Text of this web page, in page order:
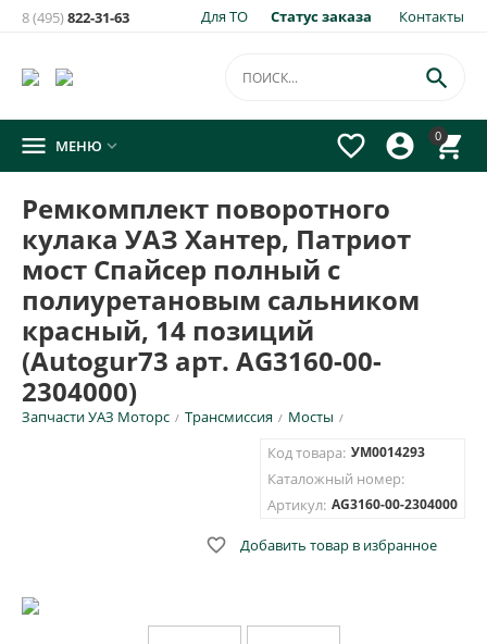
Для ТО Статус заказа Контакты
8 (495)822-31-63
0




 МЕНЮ 
Ремкомплект поворотного
кулака УАЗ Хантер, Патриот
мост Спайсер полный с
полиуретановым сальником
красный, 14 позиций
(Autogur73 арт. AG3160-00-
2304000)
Запчасти УАЗ Моторс / Трансмиссия / Мосты /
Код товара: УМ0014293
Каталожный номер:
Артикул: AG3160-00-2304000
 Добавить товар в избранное
товара:
×
Ремкомплект поворотного кулака УАЗ Хантер, Патриот
мост Спайсер полный с полиуретановым сальником
красный, 14 позиций (Autogur73 арт. AG3160-00-2304000)
Укажите e-mail и\или номер телефона для SMS уведомления.
E-mail для уведомления письмом
Номер телефона для SMS уведомления